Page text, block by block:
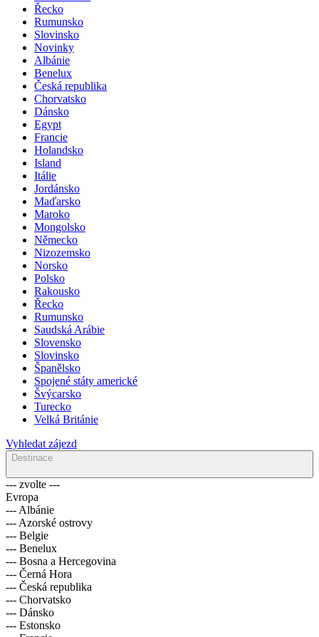
Řecko
Rumunsko
Slovinsko
Novinky
Albánie
Benelux
Česká republika
Chorvatsko
Dánsko
Egypt
Francie
Holandsko
Island
Itálie
Jordánsko
Maďarsko
Maroko
Mongolsko
Německo
Nizozemsko
Norsko
Polsko
Rakousko
Řecko
Rumunsko
Saudská Arábie
Slovensko
Slovinsko
Španělsko
Spojené státy americké
Švýcarsko
Turecko
Velká Británie
Vyhledat zájezd
Destinace
--- zvolte ---
Evropa
--- Albánie
--- Azorské ostrovy
--- Belgie
--- Benelux
--- Bosna a Hercegovina
--- Černá Hora
--- Česká republika
--- Chorvatsko
--- Dánsko
--- Estonsko